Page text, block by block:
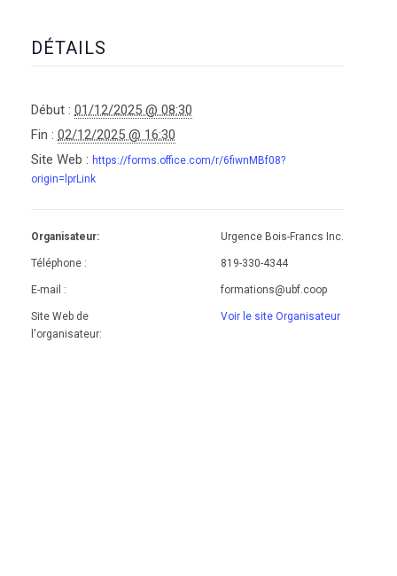
DÉTAILS
Début : 01/12/2025 @ 08:30
Fin : 02/12/2025 @ 16:30
Site Web : https://forms.office.com/r/6fiwnMBf08?
origin=lprLink
Organisateur: Urgence Bois-Francs Inc.
Téléphone : 819-330-4344
E-mail : formations@ubf.coop
Site Web de
l'organisateur:
Voir le site Organisateur